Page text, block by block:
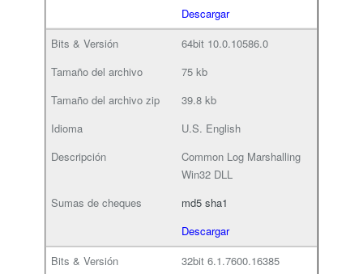
Descargar
64bit 10.0.10586.0
75 kb
39.8 kb
U.S. English
Common Log Marshalling
Win32 DLL
md5 sha1
Descargar
32bit 6.1.7600.16385